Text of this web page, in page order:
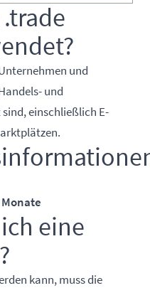
und
und
einschließlich E-
Monate
eine
kann, muss die